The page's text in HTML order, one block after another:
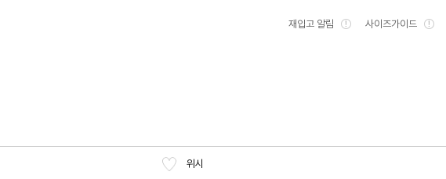
재입고 알림 사이즈가이드
위시